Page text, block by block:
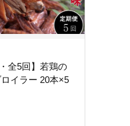
全5回】若鶏の
イラー 20本×5